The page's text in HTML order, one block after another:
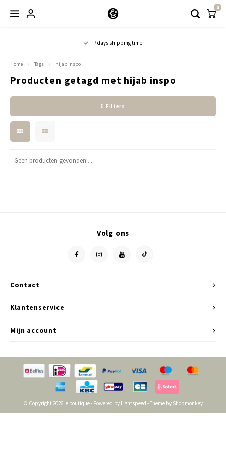
Hoofdmenu / kleding
Abayaas
Tuniekjes & blousjes
Setjes
Broeken & Leggings
Basics
0
7 days shipping time
Home Tags hijab inspo
Producten getagd met hijab inspo
Filters
Geen producten gevonden!...
Contact
Volg ons
Klantenservice
Mijn account
© Copyright 2026 le boutique - Powered by Lightspeed - Theme by Shopmonkey